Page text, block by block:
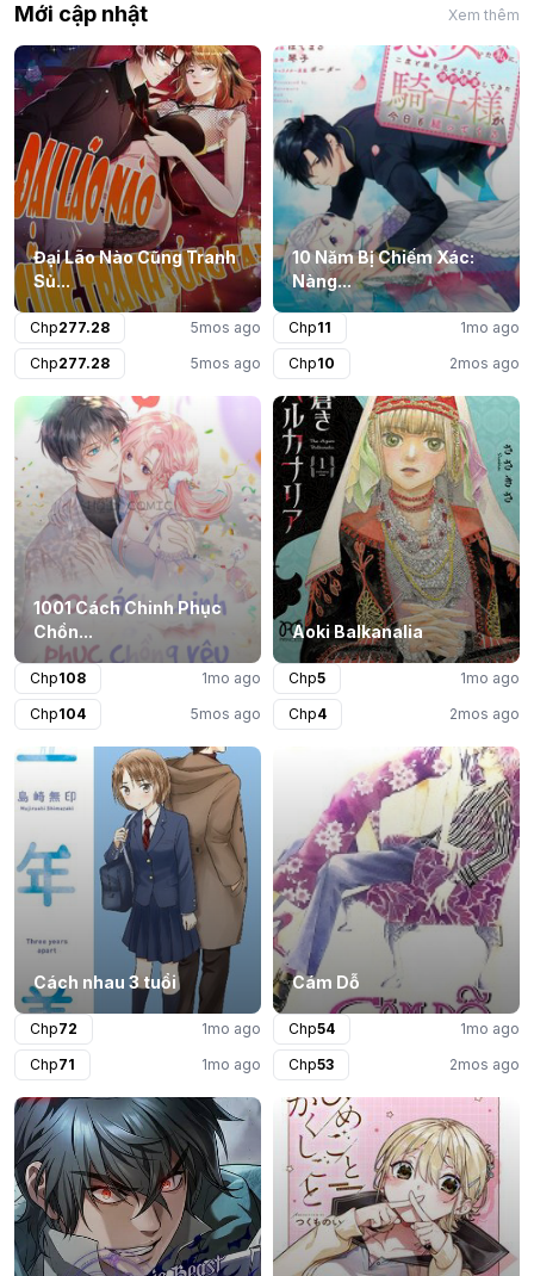
Mới cập nhật Xem thêm
Đại Lão Nào Cũng Tranh
Sủ...
Chp277.28
5mos ago
Chp277.28 5mos ago
10 Năm Bị Chiếm Xác:
Nàng...
Chp11
1mo ago
Chp10 2mos ago
1001 Cách Chinh Phục
Chồn...
Chp108
1mo ago
Chp104 5mos ago
Aoki Balkanalia
Chp5
1mo ago
Chp4 2mos ago
Cách nhau 3 tuổi
Chp72
1mo ago
Chp71 1mo ago
Cám Dỗ
Chp54
1mo ago
Chp53 2mos ago